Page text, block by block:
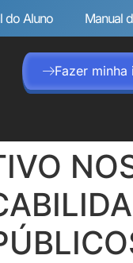
do Aluno Manual
Fazer